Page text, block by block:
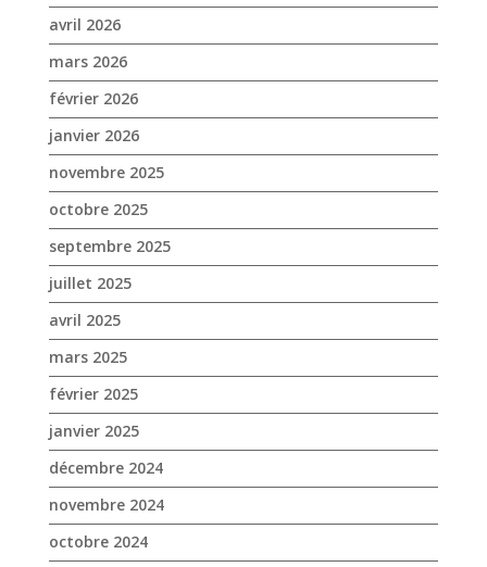
avril 2026
mars 2026
février 2026
janvier 2026
novembre 2025
octobre 2025
septembre 2025
juillet 2025
avril 2025
mars 2025
février 2025
janvier 2025
décembre 2024
novembre 2024
octobre 2024